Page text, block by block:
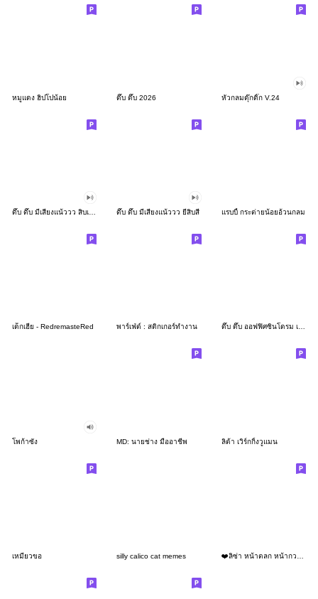
หมูแดง ฮิปโปน้อย ดึ๊บ ดึ๊บ 2026 หัวกลมดุ๊กดิ๊ก V.24
ดึ๊บ ดึ๊บ มีเสียงแน้ววว ยี่สิบสี่ แรบบี้ กระต่ายน้อยอ้วนกลม
เด็กเฮีย - RedremasteRed พาร์เฟ่ต์ : สติกเกอร์ทำงาน ดึ๊บ ดึ๊บ ออฟฟิศซินโดรม เจ็ด
โพก้าซัง MD: นายช่าง มืออาชีพ ลิต้า เวิร์กกิ้งวูแมน
เหมียวขอ silly calico cat memes